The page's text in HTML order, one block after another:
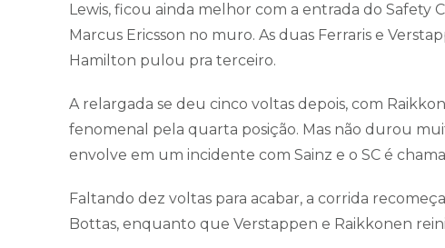
Lewis, ficou ainda melhor com a entrada do Safety
Marcus Ericsson no muro. As duas Ferraris e
Hamilton pulou pra terceiro.
A relargada se deu cinco voltas depois, com
fenomenal pela quarta posição. Mas não durou
envolve em um incidente com Sainz e o SC é
Faltando dez voltas para acabar, a corrida
Bottas, enquanto que Verstappen e Raikkonen